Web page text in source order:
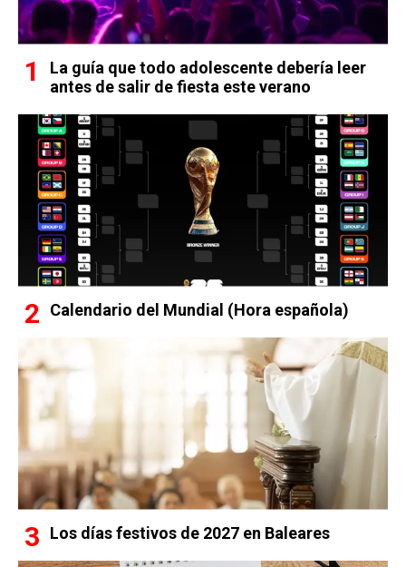
La guía que todo adolescente debería leer
antes de salir de fiesta este verano
Calendario del Mundial (Hora española)
Los días festivos de 2027 en Baleares